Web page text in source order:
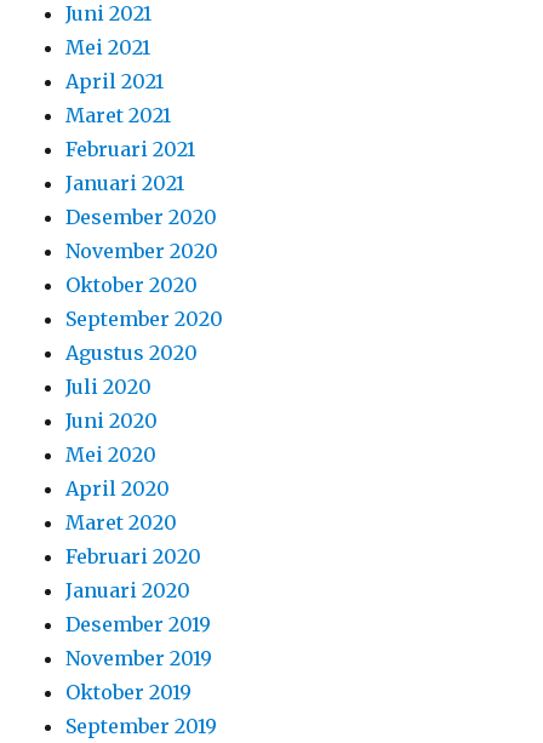
Juni 2021
Mei 2021
April 2021
Maret 2021
Februari 2021
Januari 2021
Desember 2020
November 2020
Oktober 2020
September 2020
Agustus 2020
Juli 2020
Juni 2020
Mei 2020
April 2020
Maret 2020
Februari 2020
Januari 2020
Desember 2019
November 2019
Oktober 2019
September 2019